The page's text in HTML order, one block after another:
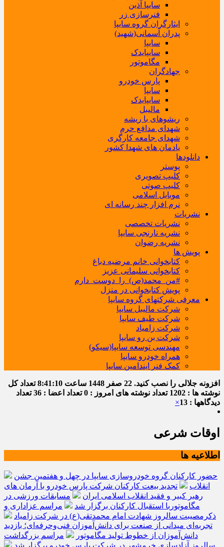
سایپا آذین
فنرسازی زر
ایثارگران گروه سایپا
پدران آسمانی(شهید)
سایپا
سایپایدک
مگاموتور
جهادگران
پارس خودرو
سایپا
سایپایدک
مالیبل
ریشوهای با ریشه
شهدای مدافع حرم
شهدای جامعه کارگری
یادمان های شهدا کشور
دانلودها
پوستر
کلیپ تصویری
کلیپ صوتی
موبایل اسلامی
نرم افزار چند رسانه ای
نشریات
نشریات تخصصی
نشریه نارنجی سایپا
نشریه رضوان
پویش ها
کتابخوانی خانم مرضیه دباغ
کتابخوانی سلیمانی عزیز
#من_محمد(ص)_را_دوست_دارم
پویش کتابخوانی در منزل
معرفی شرکتهای گروه سایپا
شرکت مالیبل سایپا
شرکت طیف سایپا
شرکت زامیاد
شرکت بن رو سایپا
مهندسی توسعه سایپا(سیکو)
همراه خودرو سایپا
کمک فنر ایندامین سایپا
افزونه جلالی را نصب کنید. 22 صفر 1448 ساعت 8:41:11تعداد کل
نوشته ها : 1202
تعداد نوشته های امروز : 0 تعداد اعضا : 36
تعداد
دیدگاهها : 13
×
اوقات شرعی
اطلاعیه ها
حضور کارکنان گروه خودروسازی سایپا در چهل و هفتمین جشن
انقلاب
تجدید بیعت کارکنان شرکت پارس خودرو با آرمان های
رهبر کبیر و فقید انقلاب اسلامی ایران
مسابقات ورزشی در
مگاموتوربا استقبال کارکنان برگزار شد
مراسم عزاداری و
ذکرمصیبت سالروز شهادت امام محمدتقی(ع) در شرکت زامیاد
تجربه‌ای میدانی از صنعت برای دانش‌آموزان فنی‌وحرفه‌ای؛ بازدید
دانش‌آموزان از خطوط تولید مگاموتور
مراسم بزرگداشت
سالروز آزادسازی خرمشهر در شرکت پارس خودرو برگزار شد